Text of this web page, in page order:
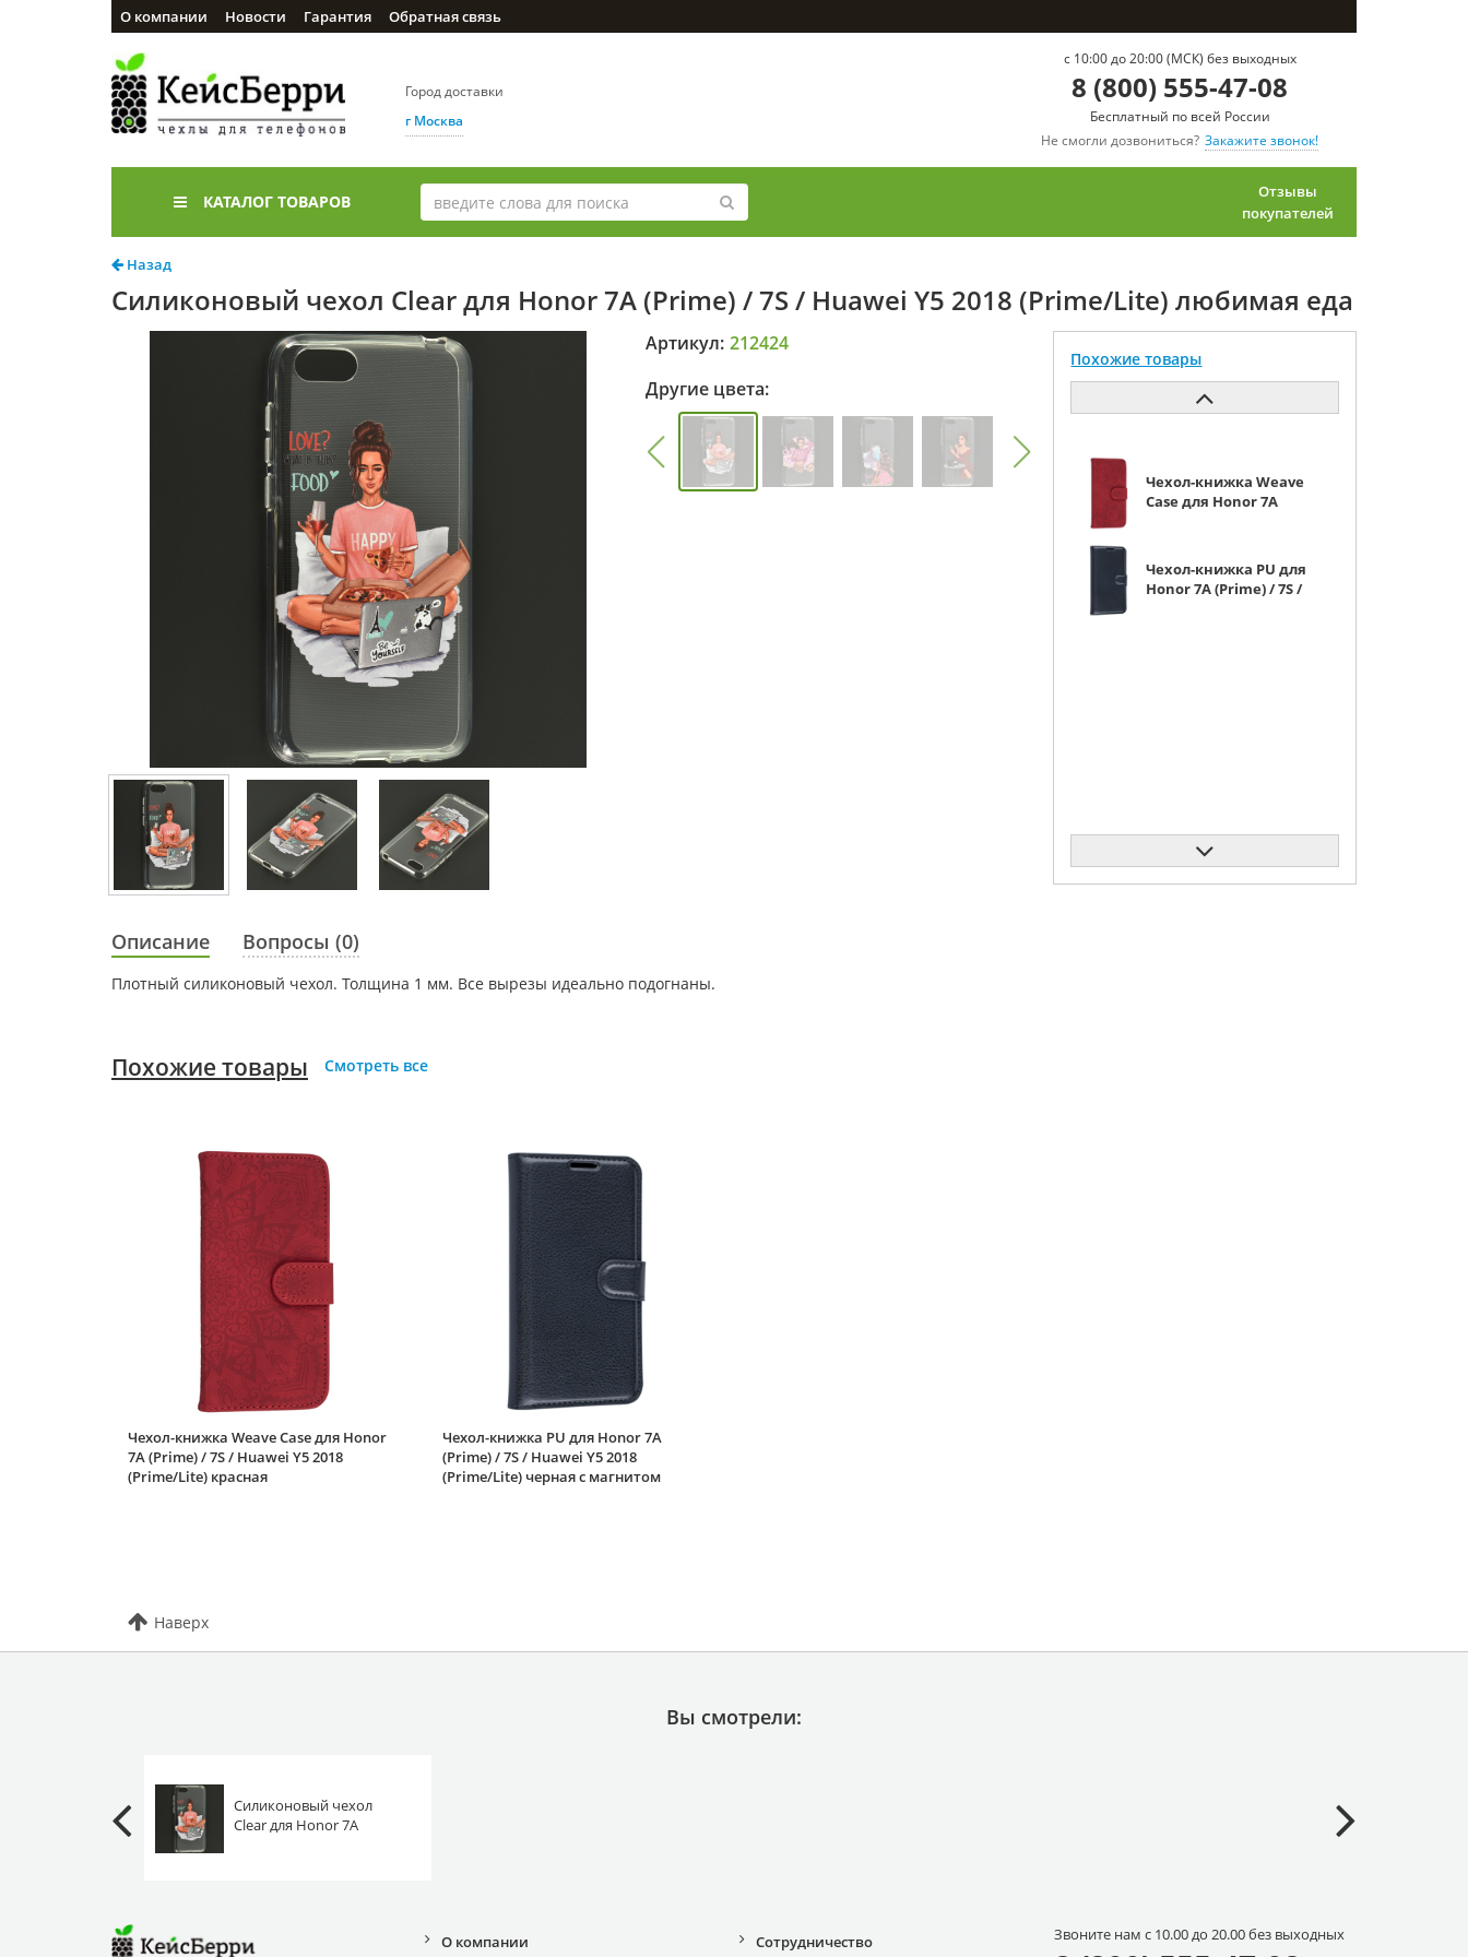
О компании Новости Гарантия Обратная связь
Город доставки
г Москва
c 10:00 до 20:00 (МСК) без выходных
8 (800) 555-47-08
Бесплатный по всей России
Не смогли дозвониться? Закажите звонок!
КАТАЛОГ ТОВАРОВ
Отзывы
покупателей
Назад
Силиконовый чехол Clear для Honor 7A (Prime) / 7S / Huawei Y5 2018 (Prime/Lite) любимая еда
Артикул: 212424
Другие цвета:
Похожие товары
Чехол-книжка Weave
Case для Honor 7A
Чехол-книжка PU для
Honor 7A (Prime) / 7S /
Описание Вопросы (0)
Плотный силиконовый чехол. Толщина 1 мм. Все вырезы идеально подогнаны.
Похожие товары Смотреть все
Чехол-книжка Weave Case для Honor
7A (Prime) / 7S / Huawei Y5 2018
(Prime/Lite) красная
Чехол-книжка PU для Honor 7A
(Prime) / 7S / Huawei Y5 2018
(Prime/Lite) черная с магнитом
Наверх
Вы смотрели:
Силиконовый чехол
Clear для Honor 7A
О компании Сотрудничество Звоните нам с 10.00 до 20.00 без выходных